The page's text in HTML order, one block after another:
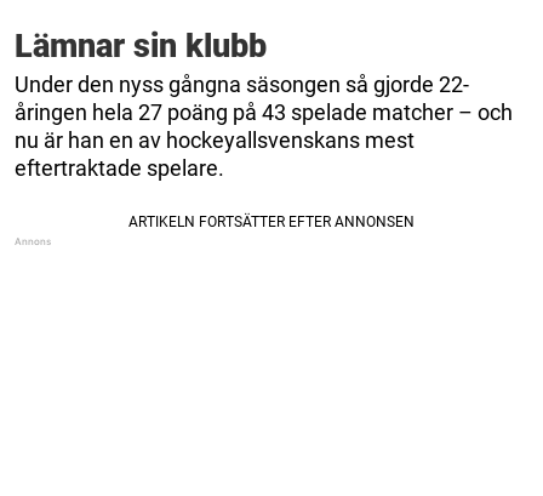
Lämnar sin klubb
Under den nyss gångna säsongen så gjorde 22-
åringen hela 27 poäng på 43 spelade matcher – och
nu är han en av hockeyallsvenskans mest
eftertraktade spelare.